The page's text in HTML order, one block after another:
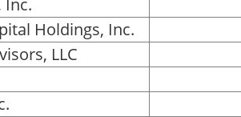
Inc.
Holdings, Inc.
LLC